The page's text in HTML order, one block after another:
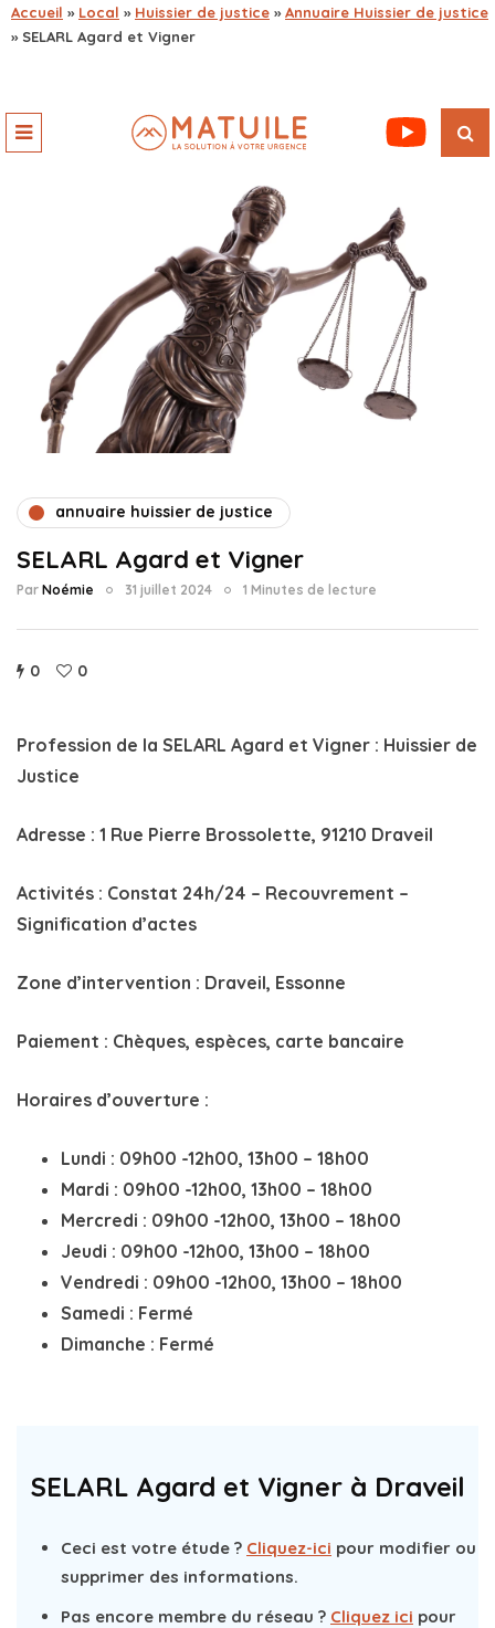
Accueil » Local » Huissier de justice »Annuaire Huissier de justice
» SELARL Agard et Vigner
annuaire huissier de justice
SELARL Agard et Vigner
Par Noémie 31 juillet 2024 1 Minutes de lecture
0 0
Profession de la SELARL Agard et Vigner : Huissier de
Justice
Adresse : 1 Rue Pierre Brossolette, 91210 Draveil
Activités : Constat 24h/24 – Recouvrement –
Signification d’actes
Zone d’intervention : Draveil, Essonne
Paiement : Chèques, espèces, carte bancaire
Horaires d’ouverture :
Lundi : 09h00 -12h00, 13h00 – 18h00
Mardi : 09h00 -12h00, 13h00 – 18h00
Mercredi : 09h00 -12h00, 13h00 – 18h00
Jeudi : 09h00 -12h00, 13h00 – 18h00
Vendredi : 09h00 -12h00, 13h00 – 18h00
Samedi : Fermé
Dimanche : Fermé
SELARL Agard et Vigner à Draveil
Ceci est votre étude ? Cliquez-ici pour modifier ou
supprimer des informations.
Pas encore membre du réseau ? Cliquez ici pour